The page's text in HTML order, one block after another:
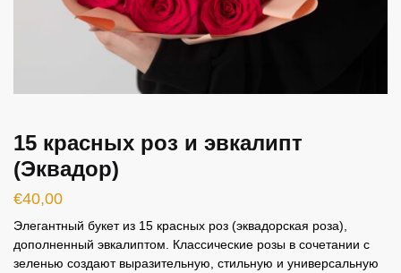
15 красных роз и эвкалипт
(Эквадор)
€40,00
Элегантный букет из 15 красных роз (эквадорская роза),
дополненный эвкалиптом. Классические розы в сочетании с
зеленью создают выразительную, стильную и универсальную